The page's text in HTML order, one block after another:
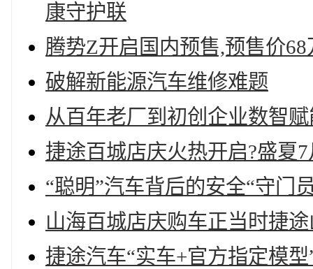
康守护联
腾势Z开启国内预售,预售价68
破解新能源汽车维修难题
从百年老厂到初创企业数智
捷途百城店庆火热开启?盛夏
“聪明”汽车背后的安全“守门
山海百城店庆购车正当时捷
捷途汽车“实车+官方指定模